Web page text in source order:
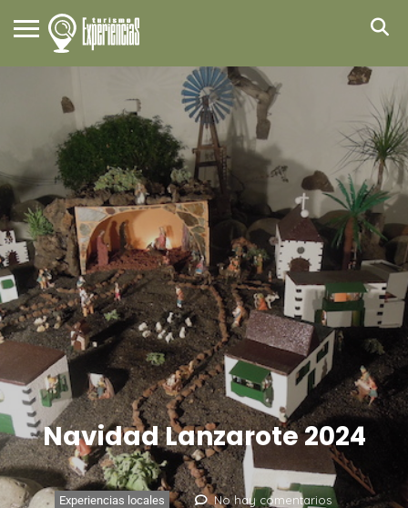
Navidad Lanzarote 2024
Experiencias locales
No hay comentarios